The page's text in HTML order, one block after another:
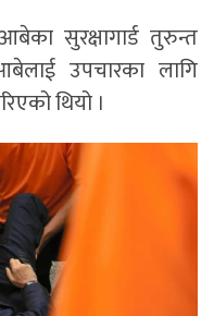
सुरक्षागार्ड तुरुन्त
उपचारका लागि
थियो ।